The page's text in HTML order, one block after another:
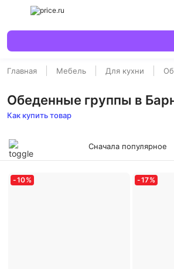
Главная Мебель Для кухни
Обеденные группы в
Как купить товар
Сначала популярное
-10% -17%